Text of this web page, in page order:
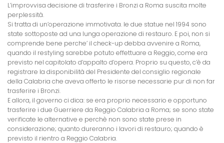
L’improvvisa decisione di trasferire i Bronzi a Roma suscita molte
perplessità.
Si tratta di un’operazione immotivata. le due statue nel 1994 sono
state sottoposte ad una lunga operazione di restauro. E poi, non si
comprende bene perche’ il check-up debba avvenire a Roma,
quando il restyling sarebbe potuto effettuare a Reggio, come era
previsto nel capitolato d’appalto d’opera. Proprio su questo, c’è da
registrare la disponibilità del Presidente del consiglio regionale
della Calabria che aveva offerto le risorse necessarie pur di non far
trasferire i Bronzi.
E allora, il governo ci dica: se era proprio necessario e opportuno
trasferire i due Guerriere da Reggio Calabria a Roma; se sono state
verificate le alternative e perchè non sono state prese in
considerazione; quanto dureranno i lavori di restauro; quando è
previsto il rientro a Reggio Calabria.